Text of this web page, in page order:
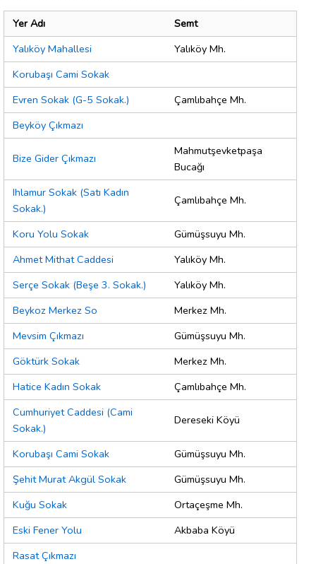
Yer Adı
Semt
Yalıköy Mahallesi
Yalıköy Mh.
Korubaşı Cami Sokak
Evren Sokak (G-5 Sokak.)
Çamlıbahçe Mh.
Beyköy Çıkmazı
Bize Gider Çıkmazı
Mahmutşevketpaşa
Bucağı
Ihlamur Sokak (Satı Kadın
Sokak.)
Çamlıbahçe Mh.
Koru Yolu Sokak
Gümüşsuyu Mh.
Ahmet Mithat Caddesi
Yalıköy Mh.
Serçe Sokak (Beşe 3. Sokak.)
Yalıköy Mh.
Beykoz Merkez So
Merkez Mh.
Mevsim Çıkmazı
Gümüşsuyu Mh.
Göktürk Sokak
Merkez Mh.
Hatice Kadın Sokak
Çamlıbahçe Mh.
Cumhuriyet Caddesi (Cami
Sokak.)
Dereseki Köyü
Korubaşı Cami Sokak
Gümüşsuyu Mh.
Şehit Murat Akgül Sokak
Gümüşsuyu Mh.
Kuğu Sokak
Ortaçeşme Mh.
Eski Fener Yolu
Akbaba Köyü
Rasat Çıkmazı